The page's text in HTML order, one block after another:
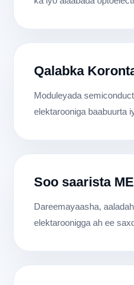
Qalabka
Moduleyada
elektarooniga baabuurta
Soo saarista
Dareemayaasha,
elektaroonigga ah ee